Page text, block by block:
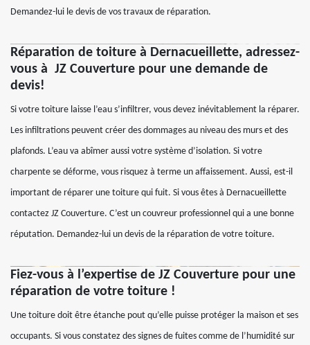
Demandez-lui le devis de vos travaux de réparation.
Réparation de toiture à Dernacueillette, adressez-
vous à JZ Couverture pour une demande de
devis!
Si votre toiture laisse l’eau s’infiltrer, vous devez inévitablement la réparer.
Les infiltrations peuvent créer des dommages au niveau des murs et des
plafonds. L’eau va abîmer aussi votre système d’isolation. Si votre
charpente se déforme, vous risquez à terme un affaissement. Aussi, est-il
important de réparer une toiture qui fuit. Si vous êtes à Dernacueillette
contactez JZ Couverture. C’est un couvreur professionnel qui a une bonne
réputation. Demandez-lui un devis de la réparation de votre toiture.
Fiez-vous à l’expertise de JZ Couverture pour une
réparation de votre toiture !
Une toiture doit être étanche pout qu’elle puisse protéger la maison et ses
occupants. Si vous constatez des signes de fuites comme de l’humidité sur